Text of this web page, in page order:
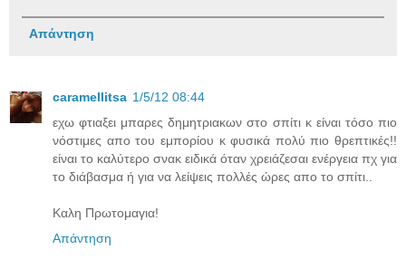
Απάντηση
caramellitsa 1/5/12 08:44
εχω φτιαξει μπαρες δημητριακων στο σπίτι κ είναι τόσο πιο
νόστιμες απο του εμπορίου κ φυσικά πολύ πιο θρεπτικές!!
είναι το καλύτερο σνακ ειδικά όταν χρειάζεσαι ενέργεια πχ για
το διάβασμα ή για να λείψεις πολλές ώρες απο το σπίτι..
Καλη Πρωτομαγια!
Απάντηση